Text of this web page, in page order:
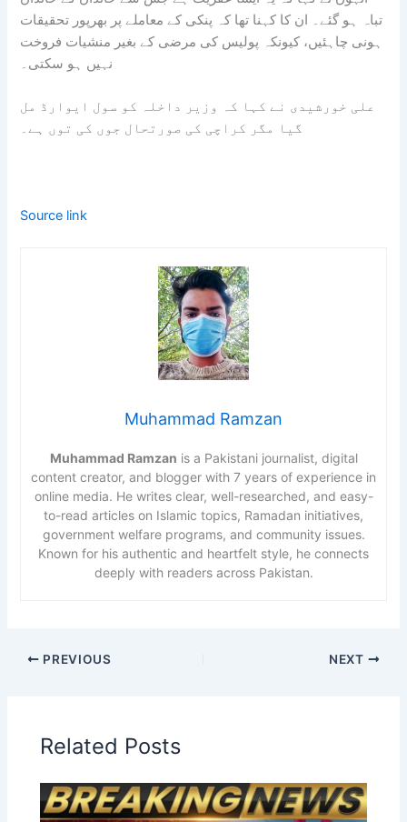
تباہ ہو گئے۔ ان کا کہنا تھا کہ پنکی کے معاملے پر بھرپور تحقیقات
ہونی چاہئیں، کیونکہ پولیس کی مرضی کے بغیر منشیات فروخت
نہیں ہو سکتی۔
علی خورشیدی نے کہا کہ وزیر داخلہ کو سول ایوارڈ مل
گیا مگر کراچی کی صورتحال جوں کی توں ہے۔
Source link
Muhammad Ramzan
Muhammad Ramzan is a Pakistani journalist, digital
content creator, and blogger with 7 years of experience in
online media. He writes clear, well-researched, and easy-
to-read articles on Islamic topics, Ramadan initiatives,
government welfare programs, and community issues.
Known for his authentic and heartfelt style, he connects
deeply with readers across Pakistan.
PREVIOUS NEXT
Related Posts